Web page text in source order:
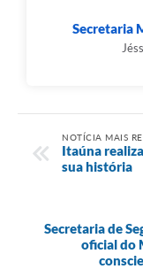
Secretaria
NOTÍCIA MAIS
Itaúna
sua história
Secretaria de
oficial do